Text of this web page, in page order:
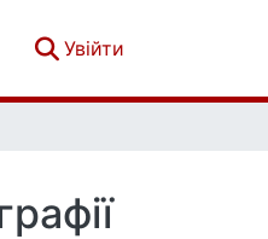
Увійти